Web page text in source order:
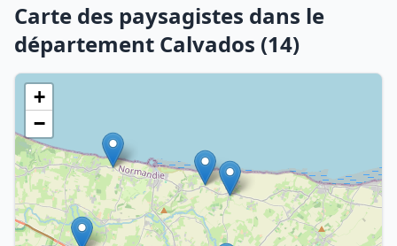
Carte des paysagistes dans le
département Calvados (14)
+
−